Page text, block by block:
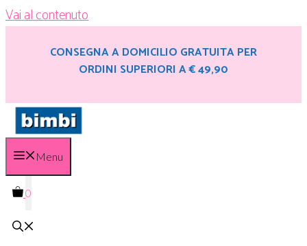
Vai al contenuto
CONSEGNA A DOMICILIO GRATUITA PER
ORDINI SUPERIORI A € 49,90
Menu
0